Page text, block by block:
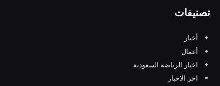
تصنيفات
أخبار
أعمال
اخبار الرياضة السعودية
اخر الاخبار